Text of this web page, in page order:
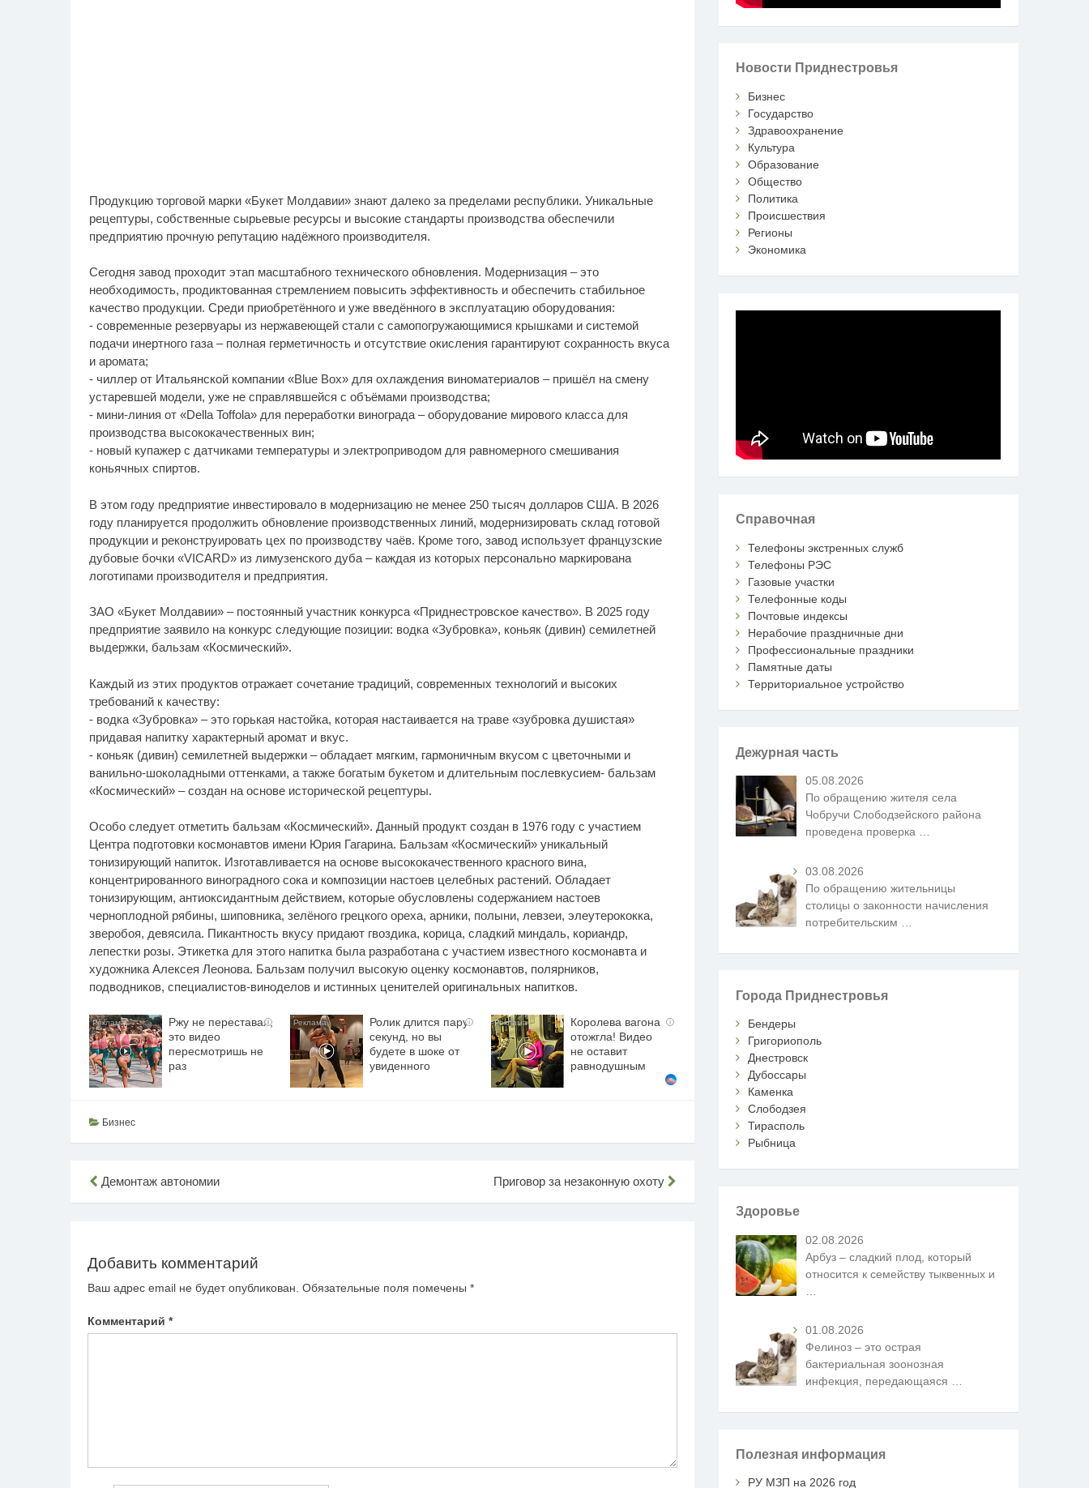
Продукцию торговой марки «Букет Молдавии» знают далеко за пределами республики. Уникальные
рецептуры, собственные сырьевые ресурсы и высокие стандарты производства обеспечили
предприятию прочную репутацию надёжного производителя.
Сегодня завод проходит этап масштабного технического обновления. Модернизация – это
необходимость, продиктованная стремлением повысить эффективность и обеспечить стабильное
качество продукции. Среди приобретённого и уже введённого в эксплуатацию оборудования:
- современные резервуары из нержавеющей стали с самопогружающимися крышками и системой
подачи инертного газа – полная герметичность и отсутствие окисления гарантируют сохранность вкуса
и аромата;
- чиллер от Итальянской компании «Blue Box» для охлаждения виноматериалов – пришёл на смену
устаревшей модели, уже не справлявшейся с объёмами производства;
- мини-линия от «Della Toffola» для переработки винограда – оборудование мирового класса для
производства высококачественных вин;
- новый купажер с датчиками температуры и электроприводом для равномерного смешивания
коньячных спиртов.
В этом году предприятие инвестировало в модернизацию не менее 250 тысяч долларов США. В 2026
году планируется продолжить обновление производственных линий, модернизировать склад готовой
продукции и реконструировать цех по производству чаёв. Кроме того, завод использует французские
дубовые бочки «VICARD» из лимузенского дуба – каждая из которых персонально маркирована
логотипами производителя и предприятия.
ЗАО «Букет Молдавии» – постоянный участник конкурса «Приднестровское качество». В 2025 году
предприятие заявило на конкурс следующие позиции: водка «Зубровка», коньяк (дивин) семилетней
выдержки, бальзам «Космический».
Каждый из этих продуктов отражает сочетание традиций, современных технологий и высоких
требований к качеству:
- водка «Зубровка» – это горькая настойка, которая настаивается на траве «зубровка душистая»
придавая напитку характерный аромат и вкус.
- коньяк (дивин) семилетней выдержки – обладает мягким, гармоничным вкусом с цветочными и
ванильно-шоколадными оттенками, а также богатым букетом и длительным послевкусием- бальзам
«Космический» – создан на основе исторической рецептуры.
Особо следует отметить бальзам «Космический». Данный продукт создан в 1976 году с участием
Центра подготовки космонавтов имени Юрия Гагарина. Бальзам «Космический» уникальный
тонизирующий напиток. Изготавливается на основе высококачественного красного вина,
концентрированного виноградного сока и композиции настоев целебных растений. Обладает
тонизирующим, антиоксидантным действием, которые обусловлены содержанием настоев
черноплодной рябины, шиповника, зелёного грецкого ореха, арники, полыни, левзеи, элеутерококка,
зверобоя, девясила. Пикантность вкусу придают гвоздика, корица, сладкий миндаль, кориандр,
лепестки розы. Этикетка для этого напитка была разработана с участием известного космонавта и
художника Алексея Леонова. Бальзам получил высокую оценку космонавтов, полярников,
подводников, специалистов-виноделов и истинных ценителей оригинальных напитков.
i
Ржу не переставая,
это видео
пересмотришь не
раз
i
Ролик длится пару
секунд, но вы
будете в шоке от
увиденного
i
Королева вагона
отожгла! Видео
не оставит
равнодушным
Бизнес
Навигация
Демонтаж автономии Приговор за незаконную охоту
Добавить комментарий
Ваш адрес email не будет опубликован. Обязательные поля помечены *
Комментарий *
Новости Приднестровья
Бизнес
Государство
Здравоохранение
Культура
Образование
Общество
Политика
Происшествия
Регионы
Экономика
Справочная
Телефоны экстренных служб
Телефоны РЭС
Газовые участки
Телефонные коды
Почтовые индексы
Нерабочие праздничные дни
Профессиональные праздники
Памятные даты
Территориальное устройство
Дежурная часть
05.08.2026
По обращению жителя села
Чобручи Слободзейского района
проведена проверка …
03.08.2026
По обращению жительницы
столицы о законности начисления
потребительским
Города Приднестровья
Бендеры
Григориополь
Днестровск
Дубоссары
Каменка
Слободзея
Тирасполь
Рыбница
Здоровье
02.08.2026
Арбуз – сладкий плод, который
относится к семейству тыквенных и
01.08.2026
Фелиноз – это острая
бактериальная зоонозная
инфекция, передающаяся
Полезная информация
РУ МЗП на 2026 год